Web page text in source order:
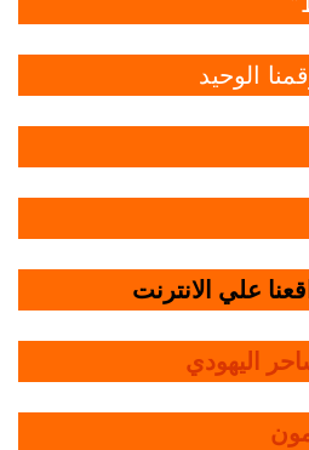
الوحيد
علي الانترنت
اليهودي